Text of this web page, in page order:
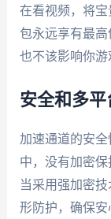
在看视频，将
包永远享有最
也不该影响你游
安全和多
加速通道的安
中，没有加密
当采用强加密
形防护，确保